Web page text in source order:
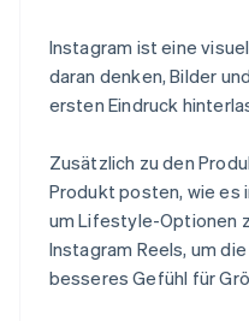
Instagram ist eine
daran denken, Bilder
ersten Eindruck
Zusätzlich zu den
Produkt posten, wie es
um Lifestyle-Optionen
Instagram Reels, um
besseres Gefühl für